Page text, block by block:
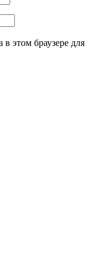
этом браузере для